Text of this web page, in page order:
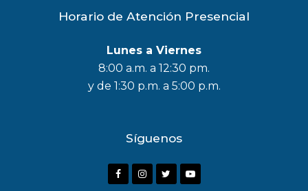
Horario de Atención Presencial
Lunes a Viernes
8:00 a.m. a 12:30 pm.
y de 1:30 p.m. a 5:00 p.m.
Síguenos
F
I
Y